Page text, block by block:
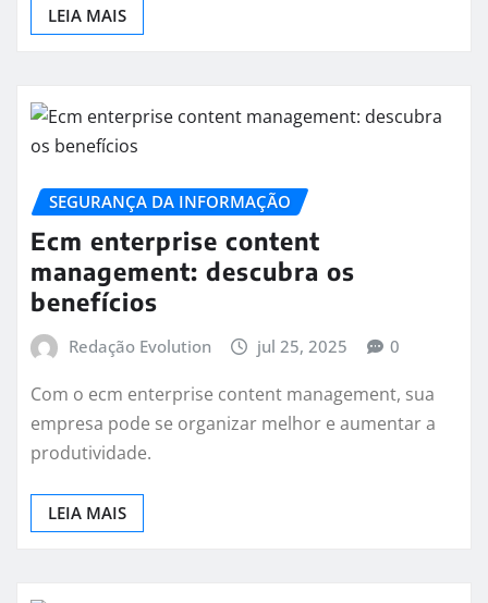
LEIA MAIS
SEGURANÇA DA INFORMAÇÃO
Ecm enterprise content
management: descubra os
benefícios
Redação Evolution jul 25, 2025 0
Com o ecm enterprise content management, sua
empresa pode se organizar melhor e aumentar a
produtividade.
LEIA MAIS